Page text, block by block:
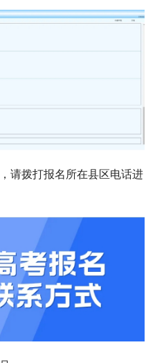
请拨打报名所在县区电话进